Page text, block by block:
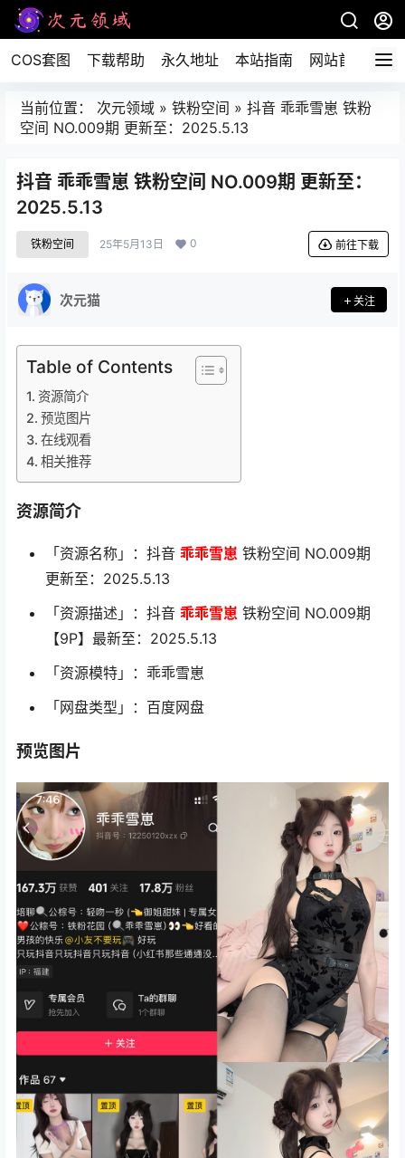
COS套图 下载帮助 永久地址 本站指南 网站首页
当前位置： 次元领域 » 铁粉空间 » 抖音 乖乖雪崽 铁粉
空间 NO.009期 更新至：2025.5.13
抖音 乖乖雪崽 铁粉空间 NO.009期 更新至：
2025.5.13
铁粉空间 25年5月13日 0 前往下载
次元猫 关注
Table of Contents
资源简介
预览图片
在线观看
相关推荐
资源简介
「资源名称」：抖音 乖乖雪崽 铁粉空间 NO.009期
更新至：2025.5.13
「资源描述」：抖音 乖乖雪崽 铁粉空间 NO.009期
【9P】最新至：2025.5.13
「资源模特」：乖乖雪崽
「网盘类型」：百度网盘
预览图片